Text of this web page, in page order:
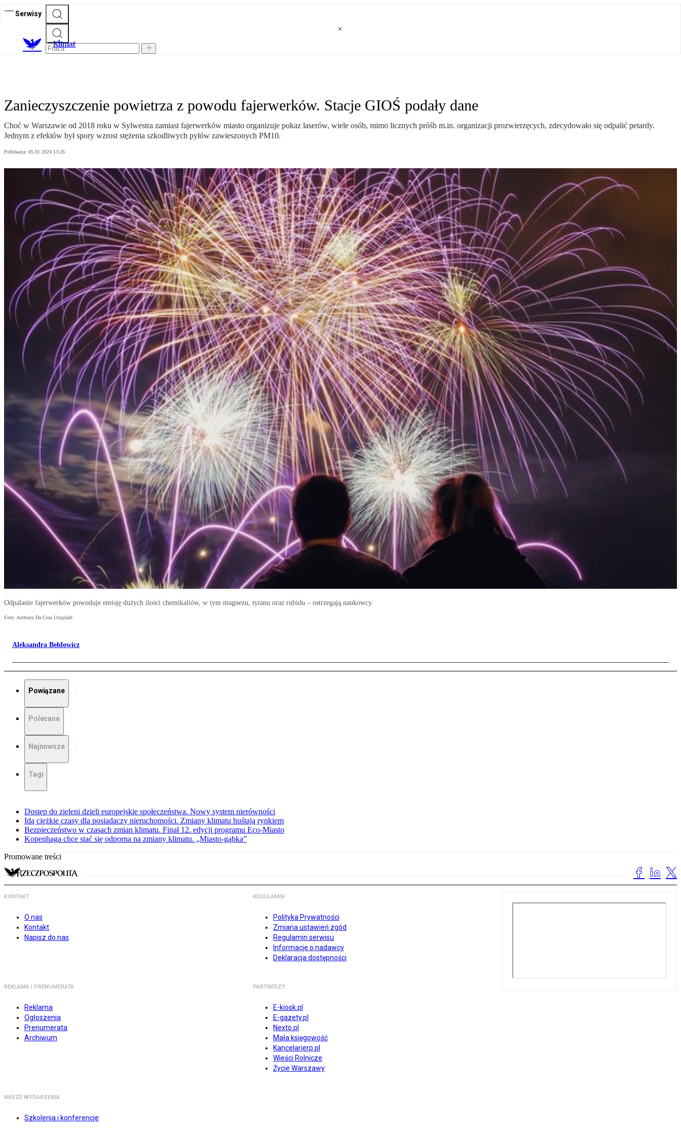
Serwisy
Klimat
Zanieczyszczenie powietrza z powodu fajerwerków. Stacje GIOŚ podały dane
Choć w Warszawie od 2018 roku w Sylwestra zamiast fajerwerków miasto organizuje pokaz laserów, wiele osób, mimo licznych próśb m.in. organizacji prozwierzęcych, zdecydowało się odpalić petardy.
Jednym z efektów był spory wzrost stężenia szkodliwych pyłów zawieszonych PM10.
Publikacja: 05.01.2024 13:26
Odpalanie fajerwerków powoduje emisję dużych ilości chemikaliów, w tym magnezu, tytanu oraz rubidu – ostrzegają naukowcy.
Foto: Anthony Da Cruz Unsplash
Aleksandra Bełdowicz
Powiązane
Polecane
Najnowsze
Tagi
Dostęp do zieleni dzieli europejskie społeczeństwa. Nowy system nierówności
Idą ciężkie czasy dla posiadaczy nieruchomości. Zmiany klimatu huśtają rynkiem
Bezpieczeństwo w czasach zmian klimatu. Finał 12. edycji programu Eco-Miasto
Kopenhaga chce stać się odporna na zmiany klimatu. „Miasto-gąbka”
Promowane treści
KONTAKT
O nas
Kontakt
Napisz do nas
REGULAMIN
Polityka Prywatności
Zmiana ustawień zgód
Regulamin serwisu
Informacje o nadawcy
Deklaracja dostępności
REKLAMA I PRENUMERATA
Reklama
Ogłoszenia
Prenumerata
Archiwum
PARTNERZY
E-kiosk.pl
E-gazety.pl
Nexto.pl
Mała księgowość
Kancelarierp.pl
Wieści Rolnicze
Życie Warszawy
NASZE WYDARZENIA
Szkolenia i konferencje